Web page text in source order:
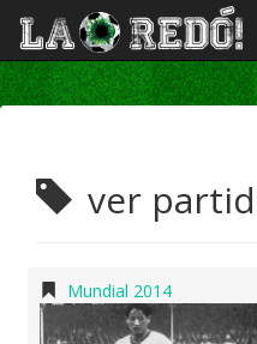
ver
Mundial 2014